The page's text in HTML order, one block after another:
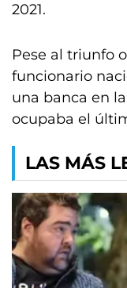
2021.
Pese al triunfo
funcionario
una banca en
ocupaba el
LAS MÁS